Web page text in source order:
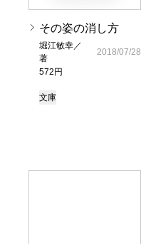
その姿の消し方
堀江敏幸／
著
572円
2018/07/28
文庫